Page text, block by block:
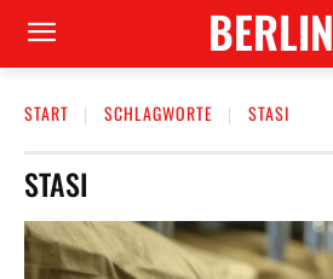
BERLIN
START SCHLAGWORTE STASI
STASI